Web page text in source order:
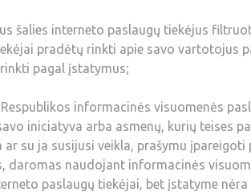
šalies interneto paslaugų tiekėjus
pradėtų rinkti apie savo vartotojus
pagal įstatymus;
informacinės visuomenės
iniciatyva arba asmenų, kurių teises
ar su ja susijusi veikla, prašymu
daromas naudojant informacinės
paslaugų tiekėjai, bet įstatyme